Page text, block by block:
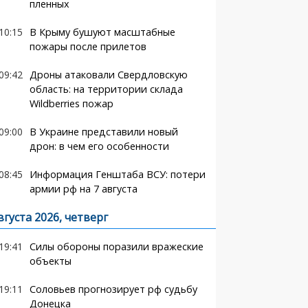
пленных
В Крыму бушуют масштабные
пожары после прилетов
Дроны атаковали Свердловскую
область: на территории склада
Wildberries пожар
В Украине представили новый
дрон: в чем его особенности
Информация Генштаба ВСУ: потери
армии рф на 7 августа
2026, четверг
Силы обороны поразили вражеские
объекты
Соловьев прогнозирует рф судьбу
Донецка